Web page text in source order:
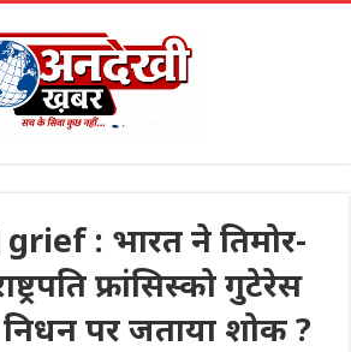
: भारत ने तिमोर-
फ्रांसिस्को गुटेरेस
पर जताया शोक ?